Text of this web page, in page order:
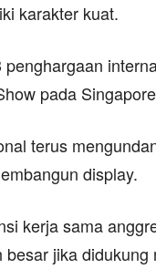
karakter kuat.
pada
terus
display.
kerja sama
jika